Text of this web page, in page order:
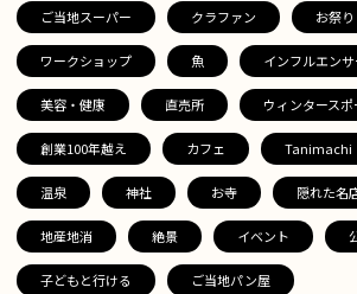
ご当地スーパー クラファン お祭り
ワークショップ 魚 インフルエンサ
美容・健康 直売所 ウィンタースポ
創業100年越え カフェ Tanimachi
温泉 神社 お寺 隠れた名
地産地消 絶景 イベント
子どもと行ける ご当地パン屋